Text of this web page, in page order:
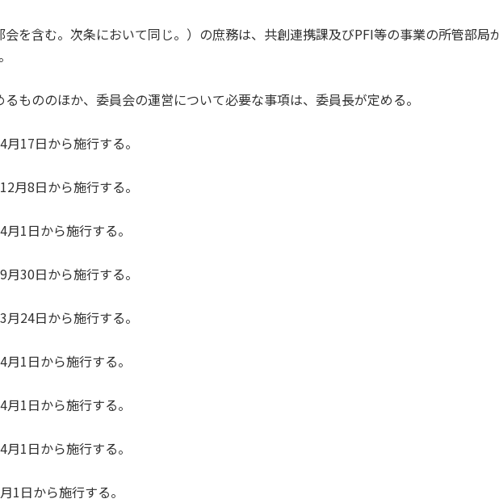
を含む。次条において同じ。）の庶務は、共創連携課及びPFI等の事業の所管部局
もののほか、委員会の運営について必要な事項は、委員長が定める。
17日から施行する。
月8日から施行する。
1日から施行する。
30日から施行する。
24日から施行する。
1日から施行する。
1日から施行する。
1日から施行する。
1日から施行する。